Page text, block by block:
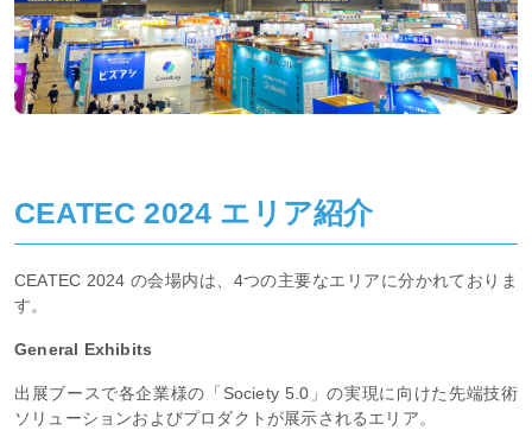
CEATEC 2024 エリア紹介
CEATEC 2024 の会場内は、4つの主要なエリアに分かれておりま
す。
General Exhibits
出展ブースで各企業様の「Society 5.0」の実現に向けた先端技術
ソリューションおよびプロダクトが展示されるエリア。